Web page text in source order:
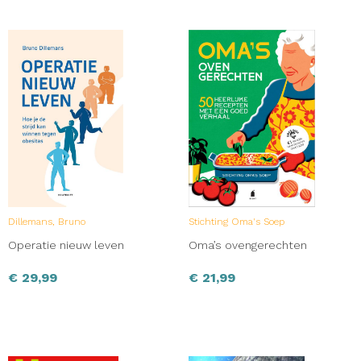
Dillemans, Bruno
Operatie nieuw leven
€ 29,99
Stichting Oma's Soep
Oma’s ovengerechten
€ 21,99